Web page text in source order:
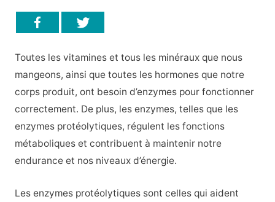
Toutes les vitamines et tous les minéraux que nous
mangeons, ainsi que toutes les hormones que notre
corps produit, ont besoin d’enzymes pour fonctionner
correctement. De plus, les enzymes, telles que les
enzymes protéolytiques, régulent les fonctions
métaboliques et contribuent à maintenir notre
endurance et nos niveaux d’énergie.
Les enzymes protéolytiques sont celles qui aident